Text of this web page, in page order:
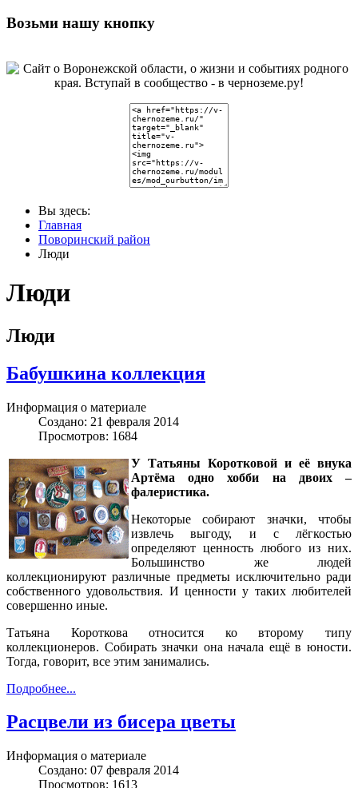
Возьми нашу кнопку
Вы здесь:
Главная
Поворинский район
Люди
Люди
Люди
Бабушкина коллекция
Информация о материале
Создано: 21 февраля 2014
Просмотров: 1684
У Татьяны Коротковой и её внука
Артёма одно хобби на двоих –
фалеристика.
Некоторые собирают значки, чтобы
извлечь выгоду, и с лёгкостью
определяют ценность любого из них.
Большинство же людей
коллекционируют различные предметы исключительно ради
собственного удовольствия. И ценности у таких любителей
совершенно иные.
Татьяна Короткова относится ко второму типу
коллекционеров. Собирать значки она начала ещё в юности.
Тогда, говорит, все этим занимались.
Подробнее...
Расцвели из бисера цветы
Информация о материале
Создано: 07 февраля 2014
Просмотров: 1613